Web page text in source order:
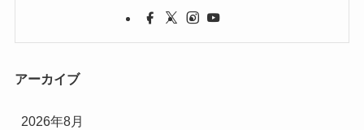
アーカイブ
2026年8月